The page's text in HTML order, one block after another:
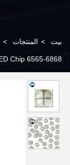
بيت > المنتجات >